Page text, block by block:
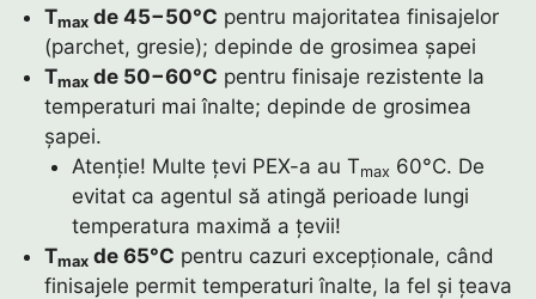
Tmax de 45−50°C pentru majoritatea finisajelor
(parchet, gresie); depinde de grosimea șapei
Tmax de 50−60°C pentru finisaje rezistente la
temperaturi mai înalte; depinde de grosimea
șapei.
Atenție! Multe țevi PEX-a au Tmax 60°C. De
evitat ca agentul să atingă perioade lungi
temperatura maximă a țevii!
Tmax de 65°C pentru cazuri excepționale, când
finisajele permit temperaturi înalte, la fel și țeava